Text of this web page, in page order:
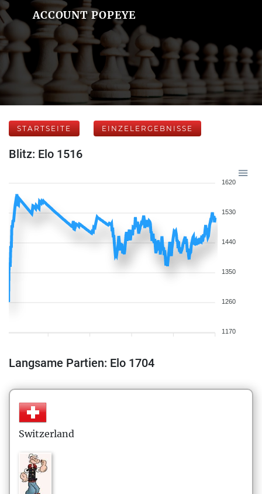
ACCOUNT POPEYE
STARTSEITE EINZELERGEBNISSE
Blitz: Elo 1516
1620
1530
1440
1350
1260
1170
Langsame Partien: Elo 1704
Switzerland